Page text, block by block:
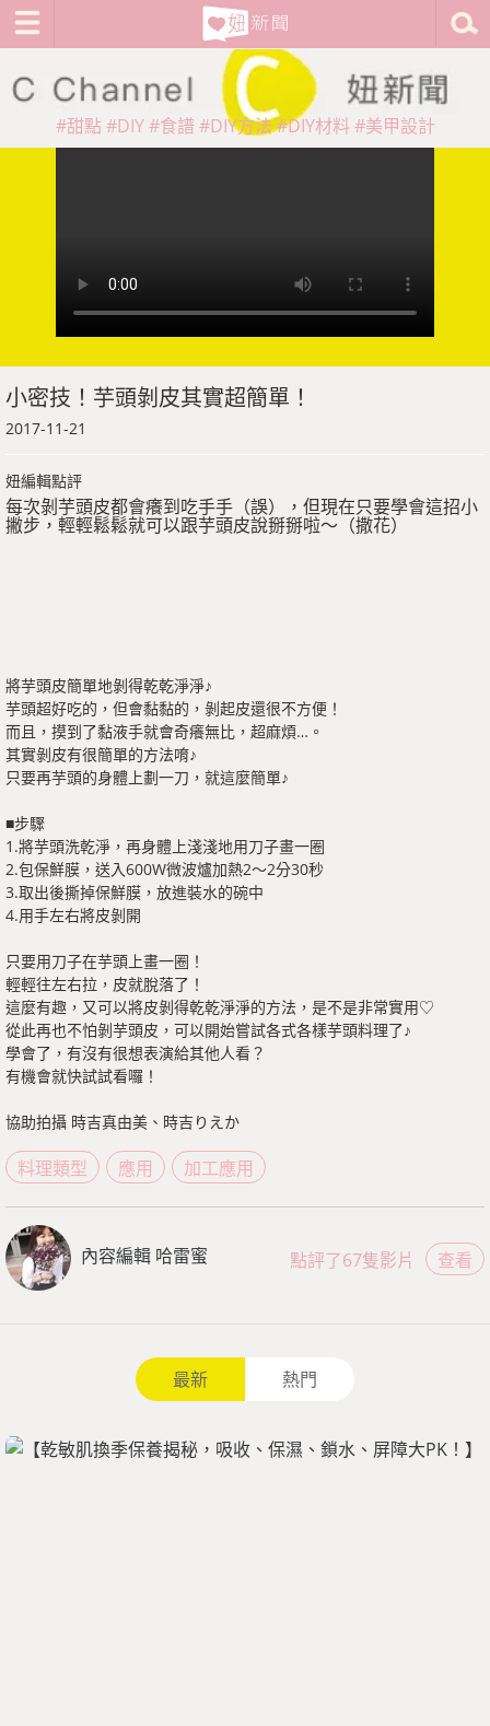
#甜點 #DIY #食譜 #DIY方法#DIY材料 #美甲設計
小密技！芋頭剝皮其實超簡單！
2017-11-21
妞編輯點評
每次剝芋頭皮都會癢到吃手手（誤），但現在只要學會這招小
撇步，輕輕鬆鬆就可以跟芋頭皮說掰掰啦～（撒花）
將芋頭皮簡單地剝得乾乾淨淨♪
芋頭超好吃的，但會黏黏的，剝起皮還很不方便！
而且，摸到了黏液手就會奇癢無比，超麻煩…。
其實剝皮有很簡單的方法唷♪
只要再芋頭的身體上劃一刀，就這麼簡單♪
■步驟
1.將芋頭洗乾淨，再身體上淺淺地用刀子畫一圈
2.包保鮮膜，送入600W微波爐加熱2～2分30秒
3.取出後撕掉保鮮膜，放進裝水的碗中
4.用手左右將皮剝開
只要用刀子在芋頭上畫一圈！
輕輕往左右拉，皮就脫落了！
這麼有趣，又可以將皮剝得乾乾淨淨的方法，是不是非常實用♡
從此再也不怕剝芋頭皮，可以開始嘗試各式各樣芋頭料理了♪
學會了，有沒有很想表演給其他人看？
有機會就快試試看囉！
協助拍攝 時吉真由美、時吉りえか
料理類型 應用 加工應用
內容編輯 哈雷蜜 查看
點評了67隻影片
最新 熱門